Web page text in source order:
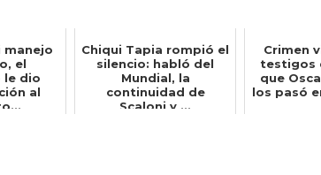
manejo
el
le dio
al
Chiqui Tapia rompió el
silencio: habló del
Mundial, la
continuidad de
Scaloni y ...
Crimen
testigos
que
los pasó